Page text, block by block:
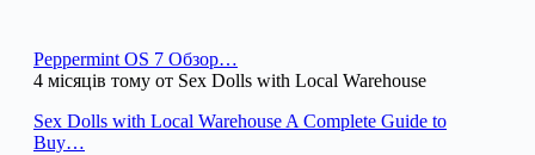
Peppermint OS 7 Обзор…
4 місяців тому от Sex Dolls with Local Warehouse
Sex Dolls with Local Warehouse A Complete Guide to
Buy…